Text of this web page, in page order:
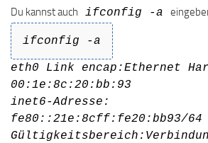
Du kannst auch ifconfig -a
ifconfig -a
eth0 Link encap:Ethernet
00:1e:8c:20:bb:93
inet6-Adresse:
fe80::21e:8cff:fe20:bb93/64